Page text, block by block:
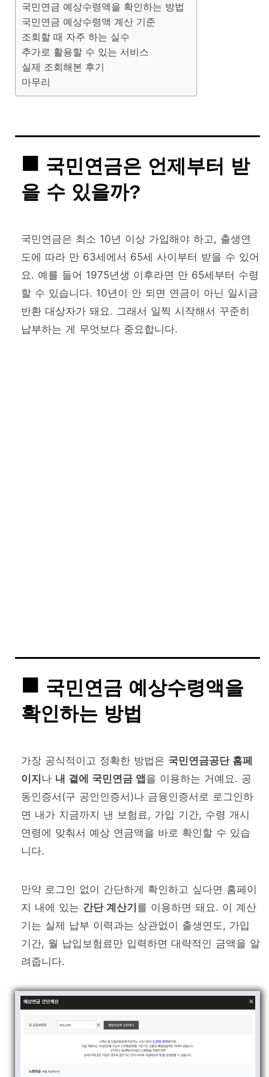
국민연금 예상수령액을 확인하는 방법
국민연금 예상수령액 계산 기준
조회할 때 자주 하는 실수
추가로 활용할 수 있는 서비스
실제 조회해본 후기
마무리
국민연금은 언제부터 받
을 수 있을까?
국민연금은 최소 10년 이상 가입해야 하고, 출생연
도에 따라 만 63세에서 65세 사이부터 받을 수 있어
요. 예를 들어 1975년생 이후라면 만 65세부터 수령
할 수 있습니다. 10년이 안 되면 연금이 아닌 일시금
반환 대상자가 돼요. 그래서 일찍 시작해서 꾸준히
납부하는 게 무엇보다 중요합니다.
국민연금 예상수령액을
확인하는 방법
가장 공식적이고 정확한 방법은 국민연금공단 홈페
이지나 내 곁에 국민연금 앱을 이용하는 거예요. 공
동인증서(구 공인인증서)나 금융인증서로 로그인하
면 내가 지금까지 낸 보험료, 가입 기간, 수령 개시
연령에 맞춰서 예상 연금액을 바로 확인할 수 있습
니다.
만약 로그인 없이 간단하게 확인하고 싶다면 홈페이
지 내에 있는 간단 계산기를 이용하면 돼요. 이 계산
기는 실제 납부 이력과는 상관없이 출생연도, 가입
기간, 월 납입보험료만 입력하면 대략적인 금액을 알
려줍니다.